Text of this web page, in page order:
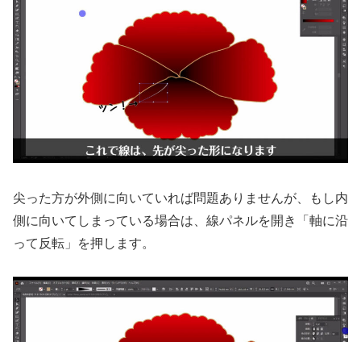
尖った方が外側に向いていれば問題ありませんが、もし内
側に向いてしまっている場合は、線パネルを開き「軸に沿
って反転」を押します。